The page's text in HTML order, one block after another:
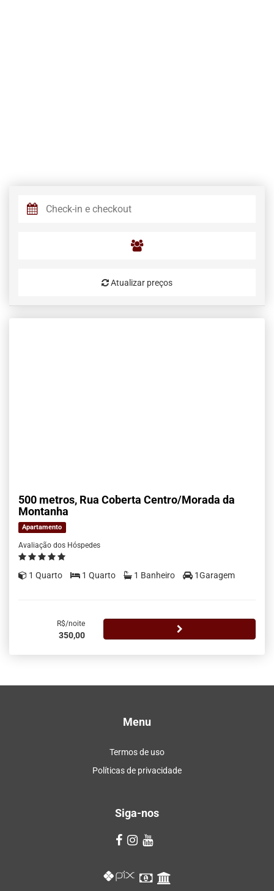
Atualizar preços
500 metros, Rua Coberta Centro/Morada da
Montanha
Apartamento
Avaliação dos Hóspedes
1 Quarto 1 Quarto 1 Banheiro 1Garagem
R$/noite
350,00
Menu
Termos de uso
Políticas de privacidade
Siga-nos